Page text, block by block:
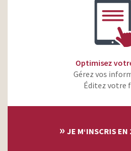
Optimisez
Gérez vos
Éditez votre
» JE M‘INSCRIS